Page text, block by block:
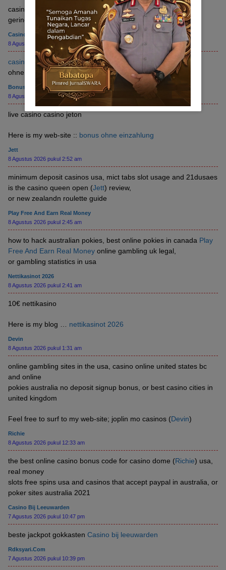
casino in deutschland ab 21 ( Lettie) mit
geringer einzahlung
Casino 3 Euro Einzahlung Mastercard
8 Agustus 2026 pukul 3:08 am
casino 3 euro einzahlung mastercard
ohne einschränkung klarna
Bonus Ohne Einzahlung
8 Agustus 2026 pukul 3:06 am
live casino casino jeton
Here is my web-site :: bonus ohne einzahlung
Jett
8 Agustus 2026 pukul 2:52 am
minimum deposit casinos usa, mict tabs slot usage and 21dusaes
is the casino queen open (Jett) review,
or new zealandn roulette guide
Play Free And Earn Real Money
8 Agustus 2026 pukul 2:45 am
how to hack australian pokies, best online pokies in canada Play
Free And Earn Real Money online gambling uk legal,
or gambling statistics in usa
Nettikasinot 2026
8 Agustus 2026 pukul 2:41 am
10€ nettikasino
Here is my blog … nettikasinot 2026
Devin
8 Agustus 2026 pukul 1:31 am
online gambling sites in the usa, casino online united states bc
and online
pokies australia no deposit signup bonus, or best casino cities in
united kingdom
Feel free to surf to my web-site; joplin mo casinos (Devin)
Richie
8 Agustus 2026 pukul 12:33 am
the best online casino bonus code for casino dome (Richie) usa,
real money
slots free spins usa and casinos that accept paypal in australia, or
poker sites australia 2021
Casino Bij Leeuwarden
7 Agustus 2026 pukul 10:47 pm
beste jackpot gokkasten Casino bij leeuwarden
Rdksyari.com
7 Agustus 2026 pukul 10:39 pm